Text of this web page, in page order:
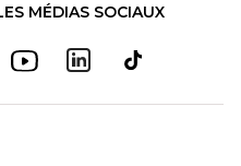
MÉDIAS SOCIAUX